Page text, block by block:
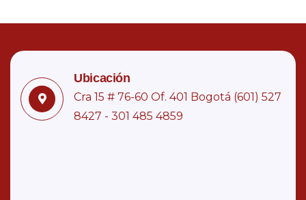
Ubicación
Cra 15 # 76-60 Of. 401 Bogotá (601) 527
8427 - 301 485 4859